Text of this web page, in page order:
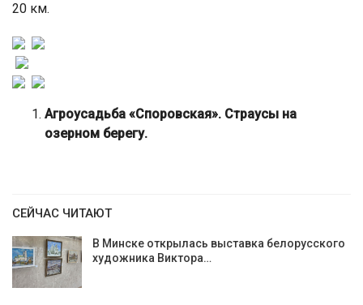
20 км.
Агроусадьба «Споровская». Страусы на
озерном берегу.
СЕЙЧАС ЧИТАЮТ
В Минске открылась выставка белорусского
художника Виктора…